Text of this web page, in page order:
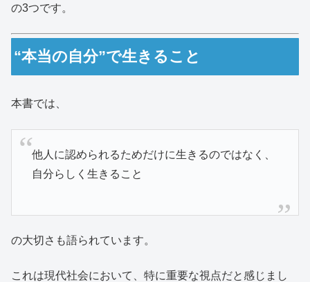
の3つです。
“本当の自分”で生きること
本書では、
他人に認められるためだけに生きるのではなく、
自分らしく生きること
の大切さも語られています。
これは現代社会において、特に重要な視点だと感じまし